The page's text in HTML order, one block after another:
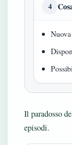
4
Il paradosso
episodi.